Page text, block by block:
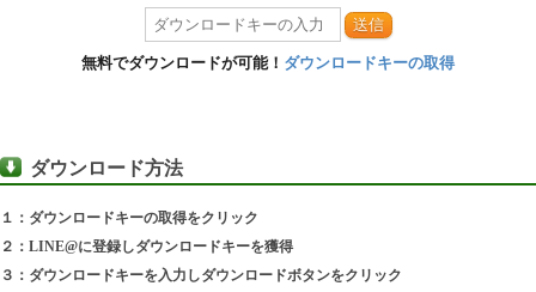
送信
無料でダウンロードが可能！ ダウンロードキーの取得
ダウンロード方法
１：ダウンロードキーの取得をクリック
２：LINE@に登録しダウンロードキーを獲得
３：ダウンロードキーを入力しダウンロードボタンをクリック